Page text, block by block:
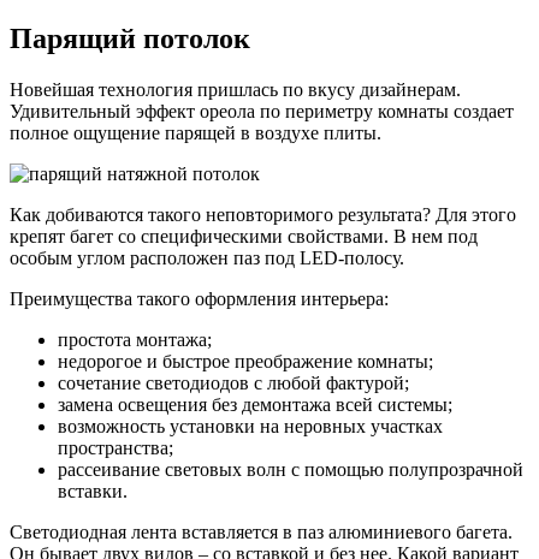
Парящий потолок
Новейшая технология пришлась по вкусу дизайнерам.
Удивительный эффект ореола по периметру комнаты создает
полное ощущение парящей в воздухе плиты.
Как добиваются такого неповторимого результата? Для этого
крепят багет со специфическими свойствами. В нем под
особым углом расположен паз под LED-полосу.
Преимущества такого оформления интерьера:
простота монтажа;
недорогое и быстрое преображение комнаты;
сочетание светодиодов с любой фактурой;
замена освещения без демонтажа всей системы;
возможность установки на неровных участках
пространства;
рассеивание световых волн с помощью полупрозрачной
вставки.
Светодиодная лента вставляется в паз алюминиевого багета.
Он бывает двух видов – со вставкой и без нее. Какой вариант